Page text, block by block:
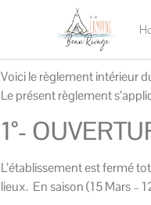
Voici le règlement intérieur
Le présent règlement
1°-
L’établissement est fermé
lieux. En saison (15 Mars –